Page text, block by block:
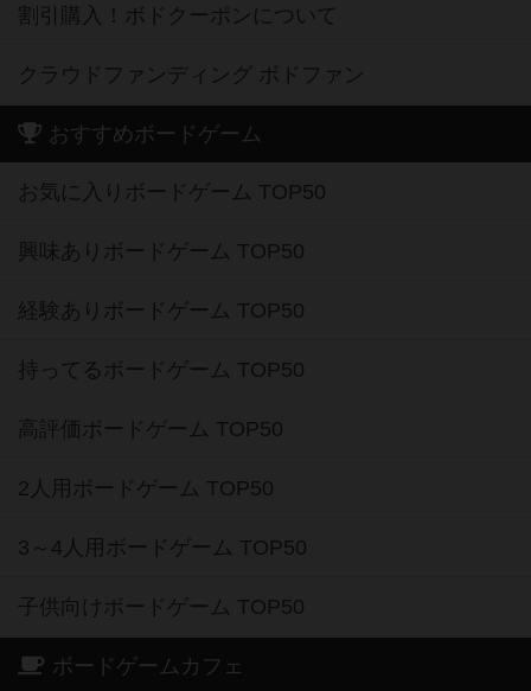
割引購入！ボドクーポンについて
クラウドファンディング ボドファン
おすすめボードゲーム
お気に入りボードゲーム TOP50
興味ありボードゲーム TOP50
経験ありボードゲーム TOP50
持ってるボードゲーム TOP50
高評価ボードゲーム TOP50
2人用ボードゲーム TOP50
3～4人用ボードゲーム TOP50
子供向けボードゲーム TOP50
ボードゲームカフェ